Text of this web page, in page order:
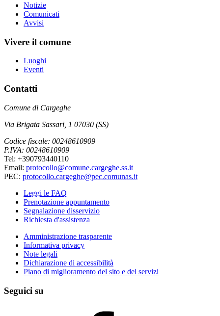
Notizie
Comunicati
Avvisi
Vivere il comune
Luoghi
Eventi
Contatti
Comune di Cargeghe
Via Brigata Sassari, 1 07030 (SS)
Codice fiscale: 00248610909
P.IVA: 00248610909
Tel: +390793440110
Email: protocollo@comune.cargeghe.ss.it
PEC: protocollo.cargeghe@pec.comunas.it
Leggi le FAQ
Prenotazione appuntamento
Segnalazione disservizio
Richiesta d'assistenza
Amministrazione trasparente
Informativa privacy
Note legali
Dichiarazione di accessibilità
Piano di miglioramento del sito e dei servizi
Seguici su